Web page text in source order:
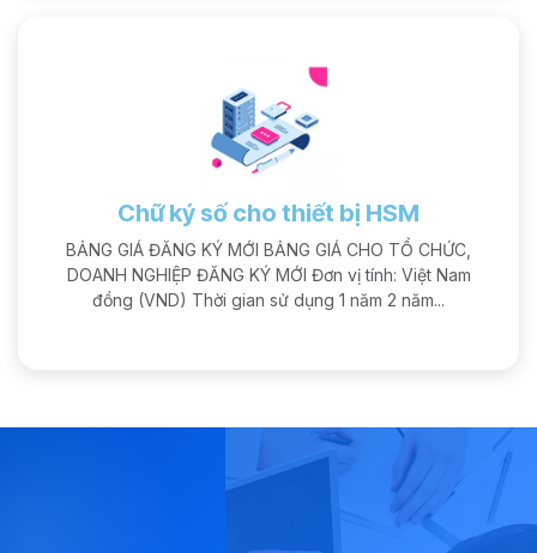
Chữ ký số cho thiết bị HSM
BẢNG GIÁ ĐĂNG KÝ MỚI BẢNG GIÁ CHO TỔ CHỨC,
DOANH NGHIỆP ĐĂNG KÝ MỚI Đơn vị tính: Việt Nam
đồng (VND) Thời gian sử dụng 1 năm 2 năm...